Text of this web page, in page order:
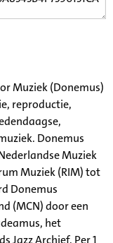
Muziek (Donemus)
reproductie,
Donemus
Muziek
Muziek (RIM) tot
Donemus
(MCN) door een
het
Jazz Archief. Per 1